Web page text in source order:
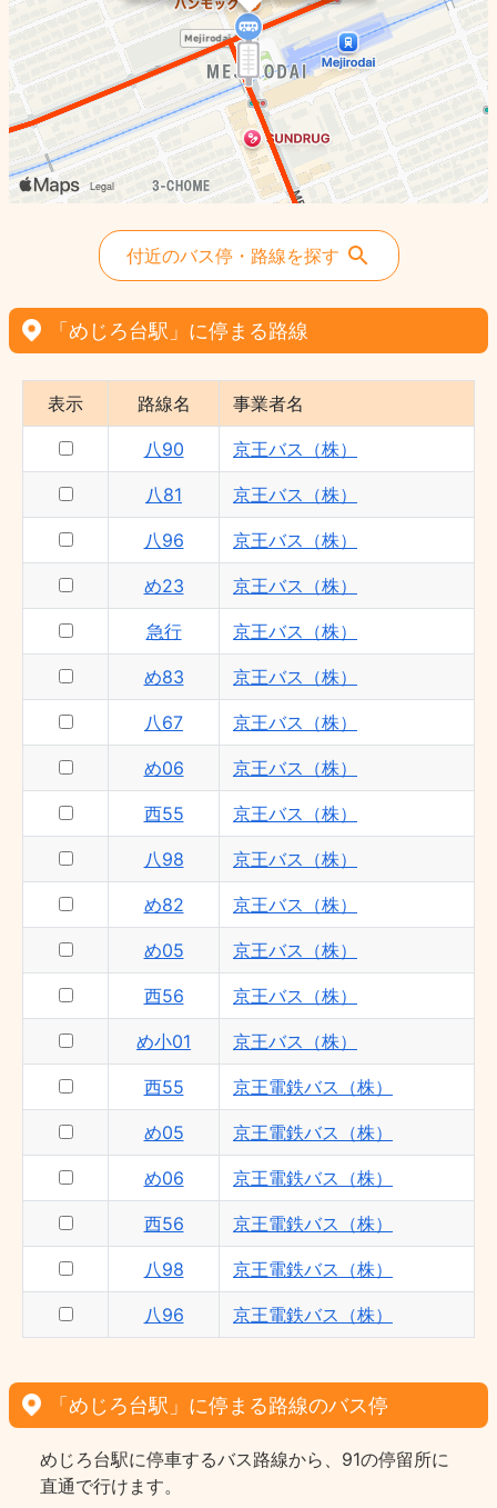
西55 - 京王電鉄バス（株）
八96 - 京王電鉄バス（株）
め05 - 京王バス（株）
八96 - 京王バス（株）
八81 - 京王バス（株）
八67 - 京王バス（株）
め05 - 京王電鉄バス（株）
め82 - 京王バス（株）
西56 - 京王電鉄バス（株）
め83 - 京王バス（株）
め23 - 京王バス（株）
八98 - 京王電鉄バス（株）
八90 - 京王バス（株）
め小01 - 京王バス（株）
西56 - 京王バス（株）
付近のバス停・路線を探す
「めじろ台駅」に停まる路線
表示 路線名 事業者名
八90 京王バス（株）
八81 京王バス（株）
八96 京王バス（株）
め23 京王バス（株）
急行 京王バス（株）
め83 京王バス（株）
八67 京王バス（株）
め06 京王バス（株）
西55 京王バス（株）
八98 京王バス（株）
め82 京王バス（株）
め05 京王バス（株）
西56 京王バス（株）
め小01 京王バス（株）
西55 京王電鉄バス（株）
め05 京王電鉄バス（株）
め06 京王電鉄バス（株）
西56 京王電鉄バス（株）
八98 京王電鉄バス（株）
八96 京王電鉄バス（株）
「めじろ台駅」に停まる路線のバス停
めじろ台駅に停車するバス路線から、91の停留所に
直通で行けます。